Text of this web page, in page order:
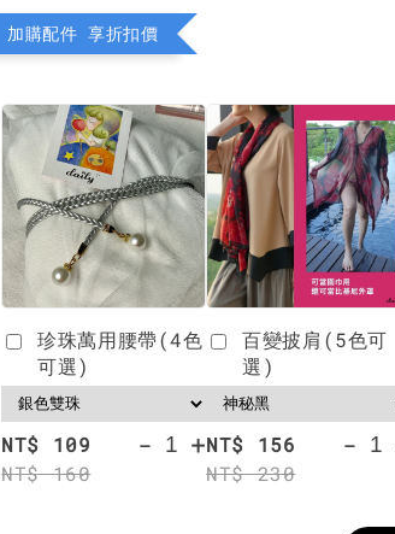
加購配件 享折扣價
珍珠萬用腰帶(4色
可選)
NT$ 109
NT$ 160
- +
百變披肩(5色可
選)
NT$ 156
NT$ 230
-